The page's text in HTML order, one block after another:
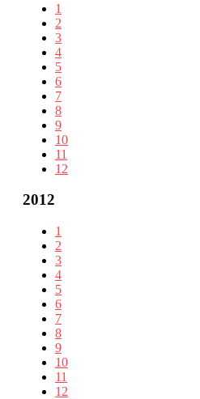
1
2
3
4
5
6
7
8
9
10
11
12
2012
1
2
3
4
5
6
7
8
9
10
11
12